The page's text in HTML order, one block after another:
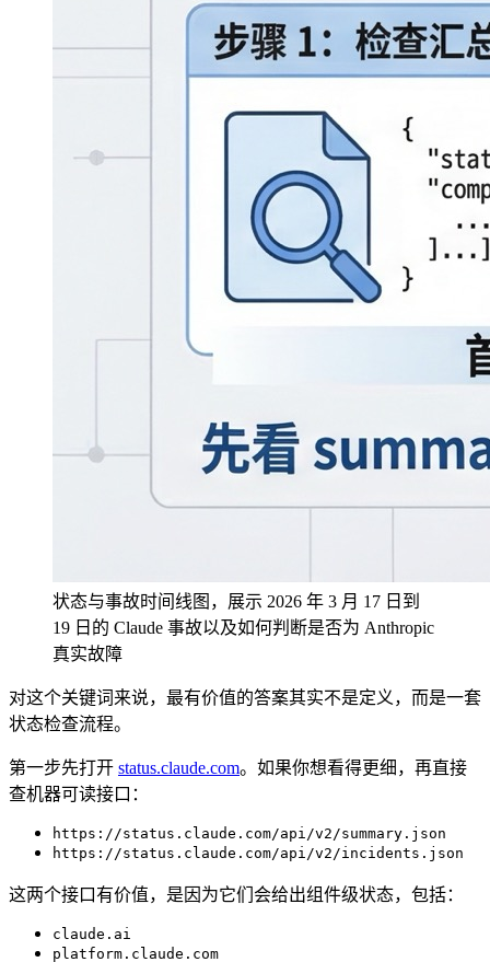
状态与事故时间线图，展示 2026 年 3 月 17 日到
19 日的 Claude 事故以及如何判断是否为 Anthropic
真实故障
对这个关键词来说，最有价值的答案其实不是定义，而是一套
状态检查流程。
第一步先打开 status.claude.com。如果你想看得更细，再直接
查机器可读接口：
https://status.claude.com/api/v2/summary.json
https://status.claude.com/api/v2/incidents.json
这两个接口有价值，是因为它们会给出组件级状态，包括：
claude.ai
platform.claude.com